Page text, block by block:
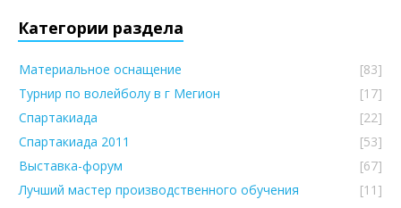
Категории раздела
Материальное оснащение
[83]
Турнир по волейболу в г Мегион
[17]
Спартакиада
[22]
Спартакиада 2011
[53]
Выставка-форум
[67]
Лучший мастер производственного обучения
[11]